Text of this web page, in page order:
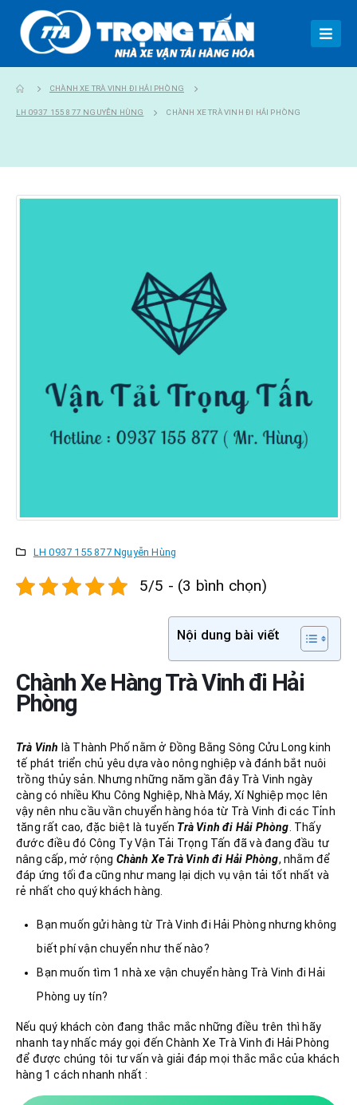
CHÀNH XE TRÀ VINH ĐI HẢI PHÒNG
LH 0937 155 877 NGUYỄN HÙNG CHÀNH XE TRÀ VINH ĐI HẢI PHÒNG
LH 0937 155 877 Nguyễn Hùng
5/5 - (3 bình chọn)
Nội dung bài viết
Chành Xe Hàng Trà Vinh đi Hải
Phòng
Trà Vinh là Thành Phố nằm ở Đồng Bằng Sông Cửu Long kinh
tế phát triển chủ yêu dựa vào nông nghiệp và đánh bắt nuôi
trồng thủy sản. Nhưng những năm gần đây Trà Vinh ngày
càng có nhiều Khu Công Nghiệp, Nhà Máy, Xí Nghiệp mọc lên
vậy nên nhu cầu vần chuyển hàng hóa từ Trà Vinh đi các Tỉnh
tăng rất cao, đặc biệt là tuyến Trà Vinh đi Hải Phòng . Thấy
đước điều đó Công Ty Vận Tải Trọng Tấn đã và đang đầu tư
nâng cấp, mở rộng Chành Xe Trà Vinh đi Hải Phòng, nhằm để
đáp ứng tối đa cũng như mang lại dịch vụ vận tải tốt nhất và
rẻ nhất cho quý khách hàng.
Bạn muốn gửi hàng từ Trà Vinh đi Hải Phòng nhưng không
biết phí vận chuyển như thế nào?
Bạn muốn tìm 1 nhà xe vận chuyển hàng Trà Vinh đi Hải
Phòng uy tín?
Nếu quý khách còn đang thắc mắc những điều trên thì hãy
nhanh tay nhấc máy gọi đến Chành Xe Trà Vinh đi Hải Phòng
để được chúng tôi tư vấn và giải đáp mọi thắc mắc của khách
hàng 1 cách nhanh nhất :